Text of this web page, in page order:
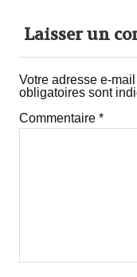
Laisser un
Votre adresse e-
obligatoires sont
Commentaire *